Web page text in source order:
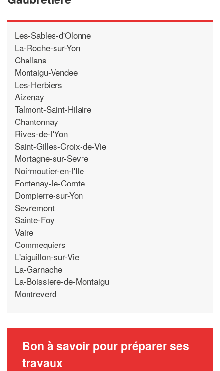
Les-Sables-d'Olonne
La-Roche-sur-Yon
Challans
Montaigu-Vendee
Les-Herbiers
Aizenay
Talmont-Saint-Hilaire
Chantonnay
Rives-de-l'Yon
Saint-Gilles-Croix-de-Vie
Mortagne-sur-Sevre
Noirmoutier-en-l'Ile
Fontenay-le-Comte
Dompierre-sur-Yon
Sevremont
Sainte-Foy
Vaire
Commequiers
L'aiguillon-sur-Vie
La-Garnache
La-Boissiere-de-Montaigu
Montreverd
Bon à savoir pour préparer ses
travaux